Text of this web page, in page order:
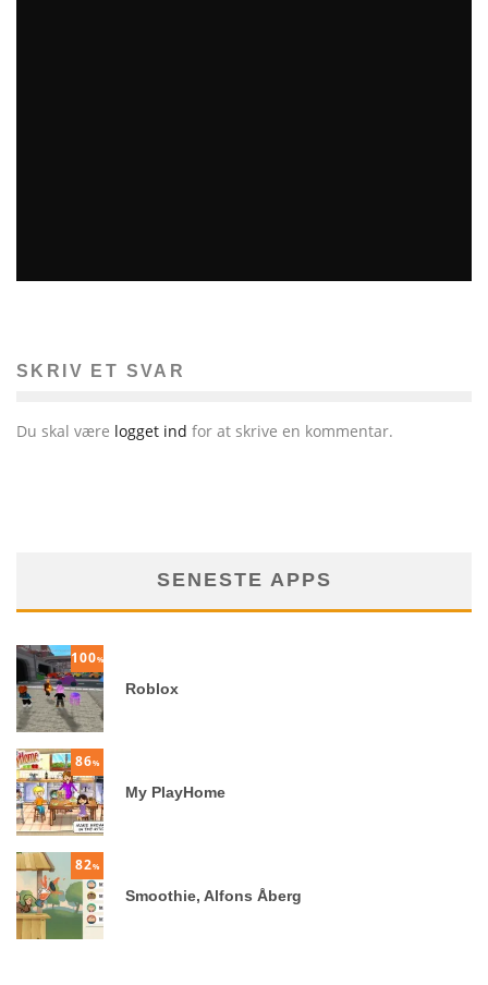
SKRIV ET SVAR
Du skal være logget ind for at skrive en kommentar.
SENESTE APPS
100%
Roblox
86%
My PlayHome
82%
Smoothie, Alfons Åberg